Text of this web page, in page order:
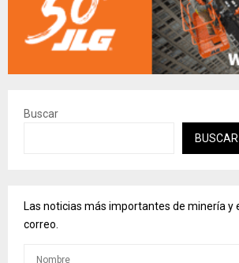
Buscar
BUSCAR
Las noticias más importantes de minería y
correo.